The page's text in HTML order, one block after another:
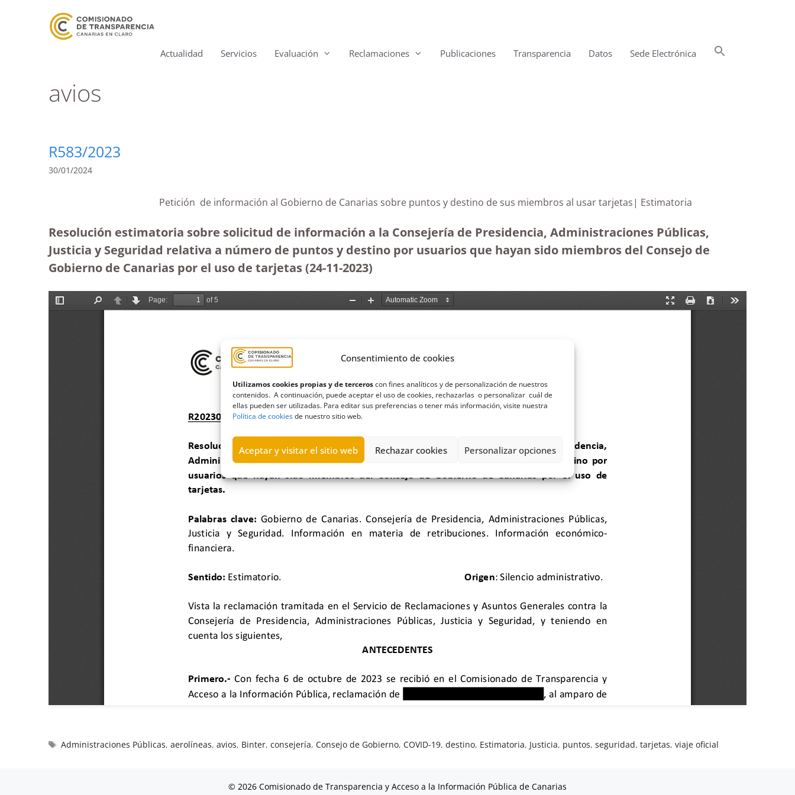
Consentimiento de cookies
Utilizamos cookies propias y de terceroscon fines analíticos y de personalización de nuestros
contenidos. A continuación, puede aceptar el uso de cookies, rechazarlas o personalizar cuál de
ellas pueden ser utilizadas. Para editar sus preferencias o tener más información, visite nuestra
Política de cookiesde nuestro sitio web.
Aceptar y visitar el sitio web Rechazar cookies Personalizar opciones
Actualidad Servicios Evaluación Reclamaciones Publicaciones Transparencia Datos Sede Electrónica
avios
R583/2023
30/01/2024
Petición de información al Gobierno de Canarias sobre puntos y destino de sus miembros al usar tarjetas| Estimatoria
Resolución estimatoria sobre solicitud de información a la Consejería de Presidencia, Administraciones Públicas,
Justicia y Seguridad relativa a número de puntos y destino por usuarios que hayan sido miembros del Consejo de
Gobierno de Canarias por el uso de tarjetas (24-11-2023)
Administraciones Públicas,aerolíneas,avios, Binter,consejería,Consejo de Gobierno,COVID-19,destino, Estimatoria, Justicia, puntos,seguridad,tarjetas,viaje oficial
© 2026 Comisionado de Transparencia y Acceso a la Información Pública de Canarias